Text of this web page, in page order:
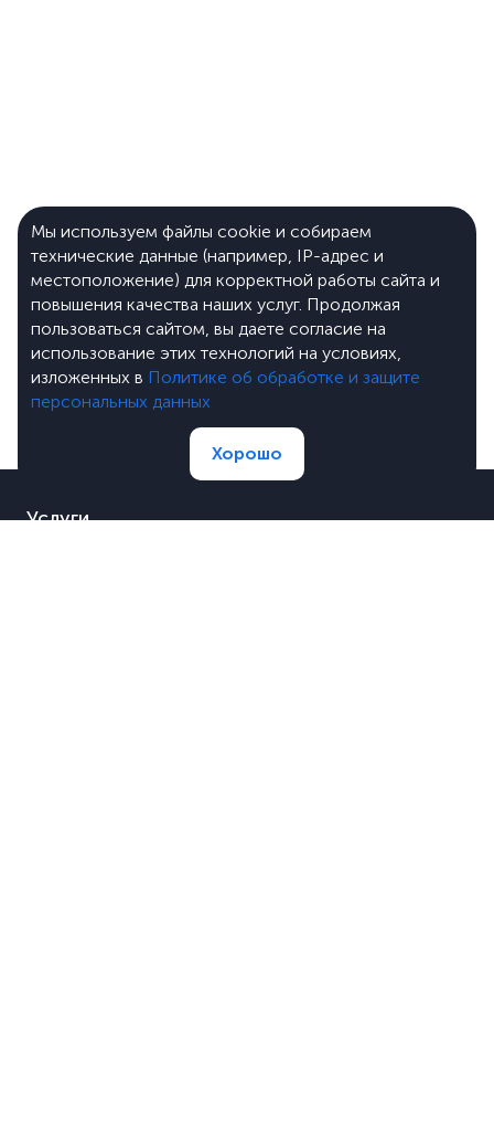
Услуги
Мы используем файлы cookie и собираем
технические данные (например, IP-адрес и
местоположение) для корректной работы сайта и
повышения качества наших услуг. Продолжая
пользоваться сайтом, вы даете согласие на
использование этих технологий на условиях,
изложенных в Политике об обработке и защите
персональных данных
Хорошо